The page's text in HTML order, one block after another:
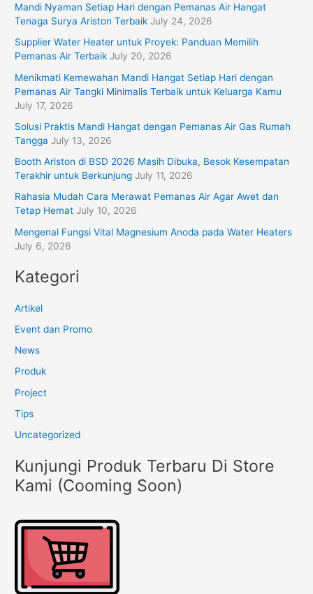
Mandi Nyaman Setiap Hari dengan Pemanas Air Hangat
Tenaga Surya Ariston Terbaik July 24, 2026
Supplier Water Heater untuk Proyek: Panduan Memilih
Pemanas Air Terbaik July 20, 2026
Menikmati Kemewahan Mandi Hangat Setiap Hari dengan
Pemanas Air Tangki Minimalis Terbaik untuk Keluarga Kamu
July 17, 2026
Solusi Praktis Mandi Hangat dengan Pemanas Air Gas Rumah
Tangga July 13, 2026
Booth Ariston di BSD 2026 Masih Dibuka, Besok Kesempatan
Terakhir untuk Berkunjung July 11, 2026
Rahasia Mudah Cara Merawat Pemanas Air Agar Awet dan
Tetap Hemat July 10, 2026
Mengenal Fungsi Vital Magnesium Anoda pada Water Heaters
July 6, 2026
Kategori
Artikel
Event dan Promo
News
Produk
Project
Tips
Uncategorized
Kunjungi Produk Terbaru Di Store
Kami (Cooming Soon)